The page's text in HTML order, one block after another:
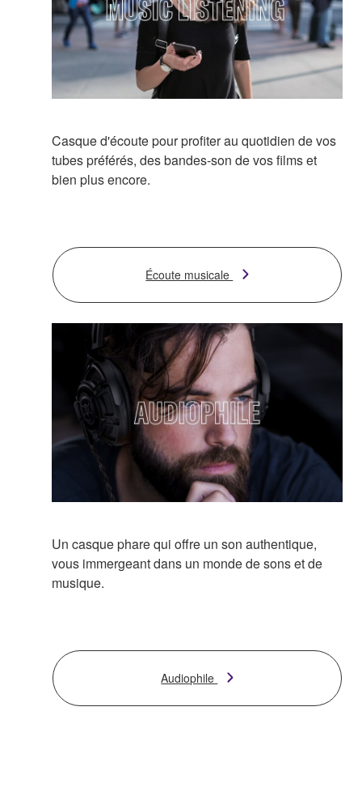
Casque d'écoute pour profiter au quotidien de vos
tubes préférés, des bandes-son de vos films et
bien plus encore.
Écoute musicale
Un casque phare qui offre un son authentique,
vous immergeant dans un monde de sons et de
musique.
Audiophile